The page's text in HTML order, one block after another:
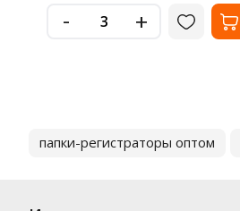
- +
папки-регистраторы оптом